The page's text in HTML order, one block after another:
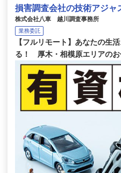
損害調査会社の技術アジャ
株式会社八車 越川調査事務所
業務委託
【フルリモート】あなたの生
る！ 厚木・相模原エリアのお